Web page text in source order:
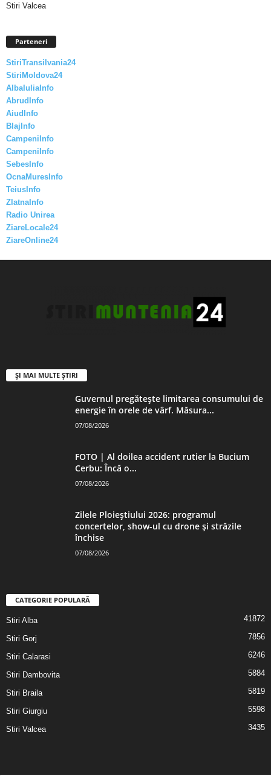
Stiri Valcea
Parteneri
StiriTransilvania24
StiriMoldova24
AlbaIuliaInfo
AbrudInfo
AiudInfo
BlajInfo
CampeniInfo
CampeniInfo
SebesInfo
OcnaMuresInfo
TeiusInfo
ZlatnaInfo
Radio Unirea
ZiareLocale24
ZiareOnline24
ȘI MAI MULTE ȘTIRI
Guvernul pregătește limitarea consumului de
energie în orele de vârf. Măsura...
07/08/2026
FOTO | Al doilea accident rutier la Bucium
Cerbu: Încă o...
07/08/2026
Zilele Ploieștiului 2026: programul
concertelor, show-ul cu drone și străzile
închise
07/08/2026
CATEGORIE POPULARĂ
Stiri Alba 41872
Stiri Gorj 7856
Stiri Calarasi 6246
Stiri Dambovita 5884
Stiri Braila 5819
Stiri Giurgiu 5598
Stiri Valcea 3435